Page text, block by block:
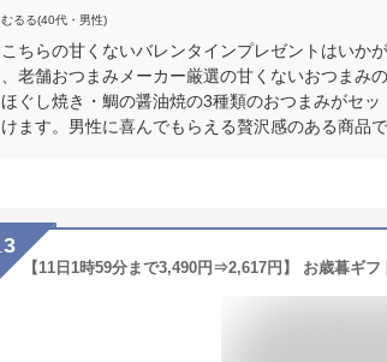
むるる(40代・男性)
こちらの甘くないバレンタインプレゼントはいか
、老舗おつまみメーカー厳選の甘くないおつま
ほぐし焼き・鯛の醤油焼の3種類のおつまみがセ
けます。男性に喜んでもらえる贅沢感のある商品で
3